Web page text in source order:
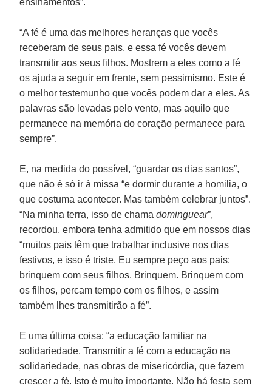
“A fé é uma das melhores heranças que vocês
receberam de seus pais, e essa fé vocês devem
transmitir aos seus filhos. Mostrem a eles como a fé
os ajuda a seguir em frente, sem pessimismo. Este é
o melhor testemunho que vocês podem dar a eles. As
palavras são levadas pelo vento, mas aquilo que
permanece na memória do coração permanece para
sempre”.
E, na medida do possível, “guardar os dias santos”,
que não é só ir à missa “e dormir durante a homilia, o
que costuma acontecer. Mas também celebrar juntos”.
“Na minha terra, isso de chamadominguear”,
recordou, embora tenha admitido que em nossos dias
“muitos pais têm que trabalhar inclusive nos dias
festivos, e isso é triste. Eu sempre peço aos pais:
brinquem com seus filhos. Brinquem. Brinquem com
os filhos, percam tempo com os filhos, e assim
também lhes transmitirão a fé”.
E uma última coisa: “a educação familiar na
solidariedade. Transmitir a fé com a educação na
solidariedade, nas obras de misericórdia, que fazem
crescer a fé. Isto é muito importante. Não há festa sem